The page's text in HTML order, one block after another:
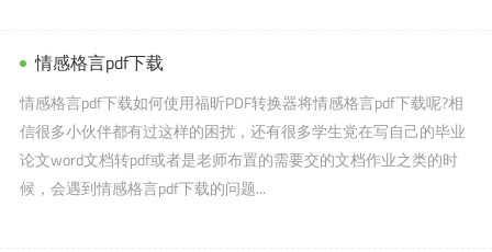
情感格言pdf下载
情感格言pdf下载如何使用福昕PDF转换器将情感格言pdf下载呢?相
信很多小伙伴都有过这样的困扰，还有很多学生党在写自己的毕业
论文word文档转pdf或者是老师布置的需要交的文档作业之类的时
候，会遇到情感格言pdf下载的问题...